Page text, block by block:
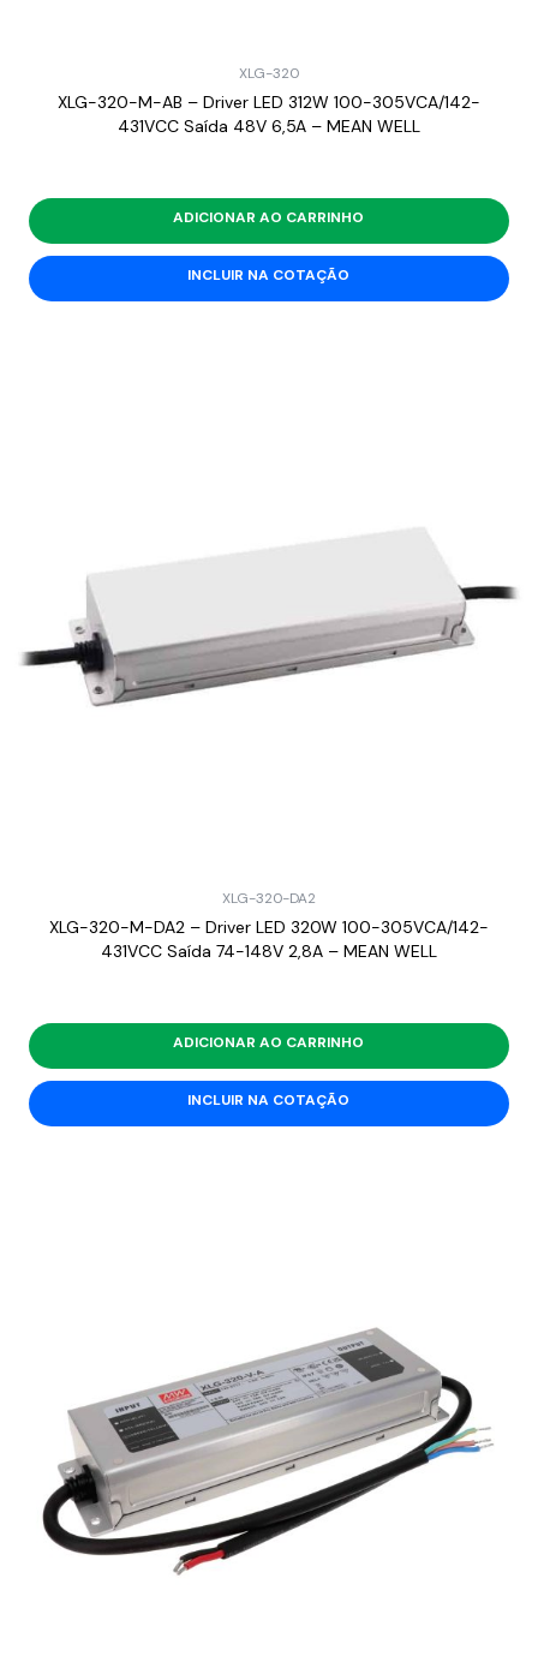
XLG-320
XLG-320-M-AB – Driver LED 312W 100-305VCA/142-
431VCC Saída 48V 6,5A – MEAN WELL
ADICIONAR AO CARRINHO
INCLUIR NA COTAÇÃO
XLG-320-DA2
XLG-320-M-DA2 – Driver LED 320W 100-305VCA/142-
431VCC Saída 74-148V 2,8A – MEAN WELL
ADICIONAR AO CARRINHO
INCLUIR NA COTAÇÃO